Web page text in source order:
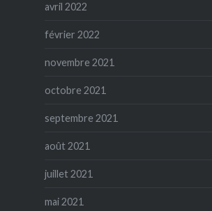
avril 2022
février 2022
novembre 2021
octobre 2021
septembre 2021
août 2021
juillet 2021
mai 2021